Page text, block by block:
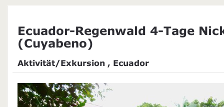
Ecuador-Regenwald 4-Tage
(Cuyabeno)
Aktivität/Exkursion , Ecuador